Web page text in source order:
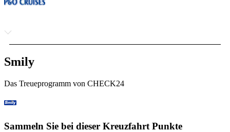
Smily
Das Treueprogramm von CHECK24
Sammeln Sie bei dieser Kreuzfahrt Punkte